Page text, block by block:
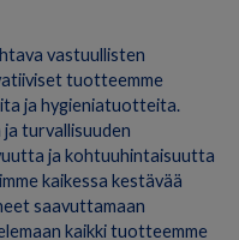
vastuullisten
tuotteemme
ja hygieniatuotteita.
turvallisuuden
ja kohtuuhintaisuutta
kaikessa kestävää
saavuttamaan
kaikki tuotteemme